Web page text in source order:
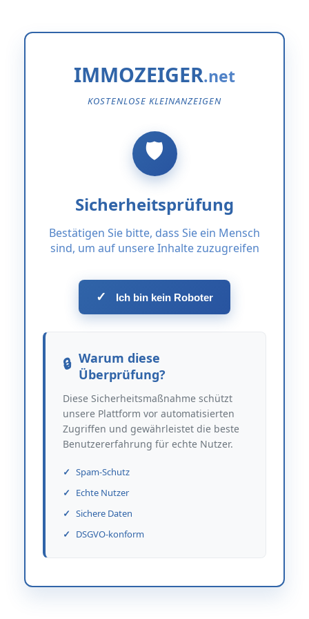
IMMOZEIGER
KOSTENLOSE KLEINANZEIGEN
Sicherheitsprüfung
Bestätigen Sie bitte, dass Sie ein Mensch
sind, um auf unsere Inhalte zuzugreifen
✓ Ich bin kein Roboter
Warum diese
Überprüfung?
Diese Sicherheitsmaßnahme schützt
unsere Plattform vor automatisierten
Zugriffen und gewährleistet die beste
Benutzererfahrung für echte Nutzer.
Spam-Schutz
Echte Nutzer
Sichere Daten
DSGVO-konform